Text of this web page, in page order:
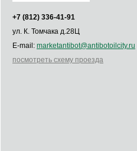
+7 (812) 336­-41­-91
ул. К. Томчака д.28Ц
E-mail: marketantibot@antibotoilcity.ru
посмотреть схему проезда